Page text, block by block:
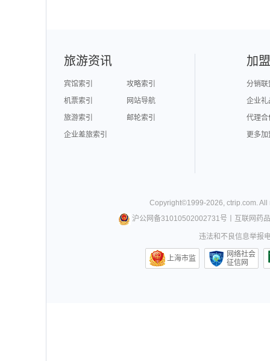
旅游资讯
宾馆索引
攻略索引
机票索引
网站导航
旅游索引
邮轮索引
企业差旅索引
加
分销联
企业礼
代理合
更多
Copyright©1999-2026,ctrip.com.
沪公网备31010502002731号
互联网药
违法和不良信息举报
上海市监
网络社会
征信网